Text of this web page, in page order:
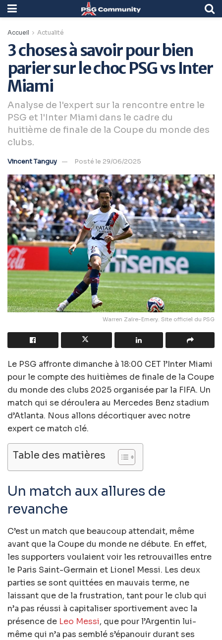
Accueil Actualité
3 choses à savoir pour bien
parier sur le choc PSG vs Inter
Miami
Analyse de l'expert sur la rencontre entre le
PSG et l'Inter Miami dans le cadre du
huitième de finale de la Coupe du monde des
clubs.
Vincent Tanguy Posté le 29/06/2025
Warren Zaïre-Emery. Site officiel du PSG
Le PSG affronte dimanche à 18:00 CET l’Inter Miami
pour le compte des huitièmes de finale de la Coupe
du monde des clubs 2025 organisée par la FIFA. Un
match qui se déroulera au Mercedes Benz stadium
d’Atlanta. Nous allons décortiquer avec notre
expert ce match clé.
Table des matières
Un match aux allures de
revanche
C’est un match que beaucoup attendait, même
avant que la Coupe du monde ne débute. En effet,
les supporters voulaient voir les retrouvailles entre
le Paris Saint-Germain et Lionel Messi. Les deux
parties se sont quittées en mauvais terme, ne
laissant que de la frustration, tant pour le club qui
n’a pas réussi à capitaliser sportivement avec la
présence de Leo Messi, que pour l’Argentin lui-
même qui n’a pas semblé s’épanouir durant ses